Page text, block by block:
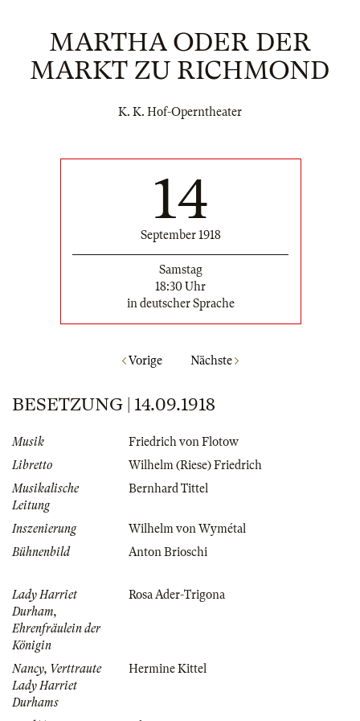
MARTHA ODER DER
MARKT ZU RICHMOND
K. K. Hof-Operntheater
14
September 1918
Samstag
18:30 Uhr
in deutscher Sprache
Vorige Nächste
BESETZUNG | 14.09.1918
Musik
Friedrich von Flotow
Libretto
Wilhelm (Riese) Friedrich
Musikalische
Leitung
Bernhard Tittel
Inszenierung
Wilhelm von Wymétal
Bühnenbild
Anton Brioschi
Lady Harriet
Durham,
Ehrenfräulein der
Königin
Rosa Ader-Trigona
Nancy, Verttraute
Lady Harriet
Durhams
Hermine Kittel